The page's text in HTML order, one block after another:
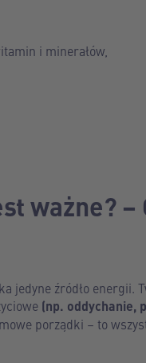
i minerałów,
ważne? –
jedyne źródło energii.
(np. oddychanie,
porządki – to